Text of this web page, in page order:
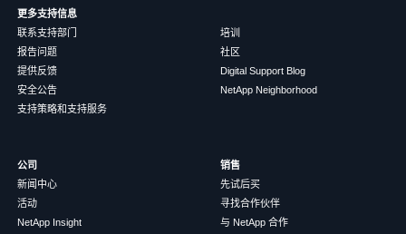
更多支持信息
联系支持部门
报告问题
提供反馈
安全公告
支持策略和支持服务
培训
社区
Digital Support Blog
NetApp Neighborhood
公司
新闻中心
活动
NetApp Insight
销售
先试后买
寻找合作伙伴
与 NetApp 合作